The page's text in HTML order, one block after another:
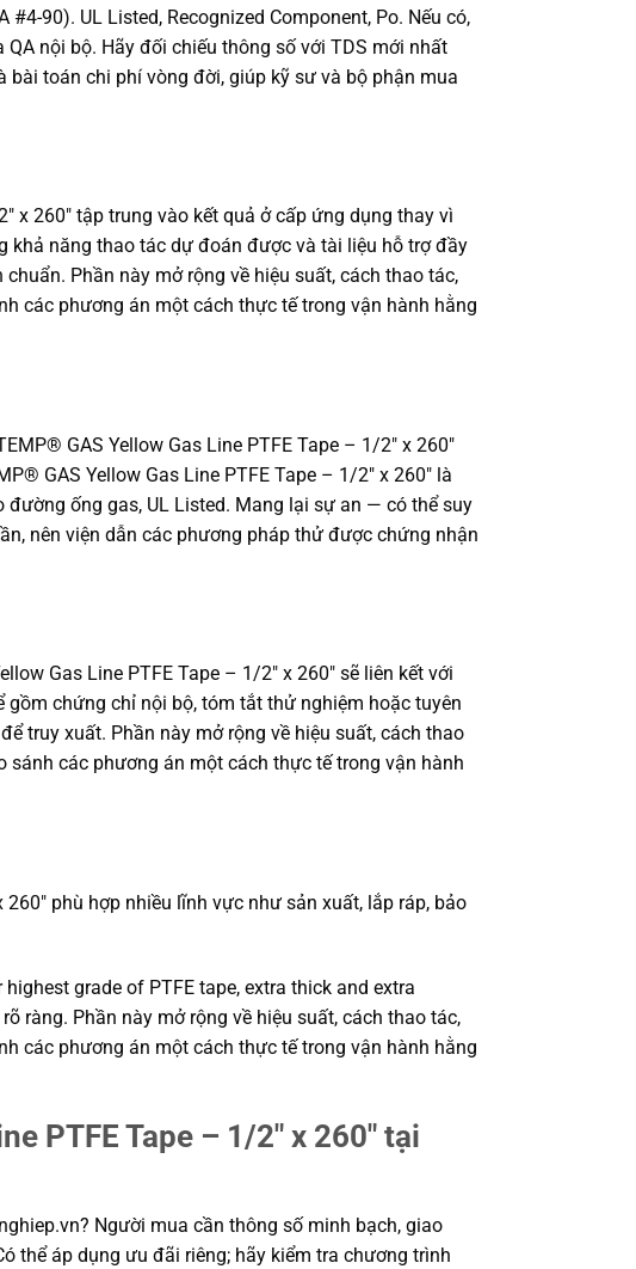
90). UL Listed, Recognized Component, Po. Nếu có,
nội bộ. Hãy đối chiếu thông số với TDS mới nhất
bài toán chi phí vòng đời, giúp kỹ sư và bộ phận mua
x 260″ tập trung vào kết quả ở cấp ứng dụng thay vì
khả năng thao tác dự đoán được và tài liệu hỗ trợ đầy
Phần này mở rộng về hiệu suất, cách thao tác,
các phương án một cách thực tế trong vận hành hằng
GAS Yellow Gas Line PTFE Tape – 1/2″ x 260″
GAS Yellow Gas Line PTFE Tape – 1/2″ x 260″ là
ống gas, UL Listed. Mang lại sự an — có thể suy
nên viện dẫn các phương pháp thử được chứng nhận
Gas Line PTFE Tape – 1/2″ x 260″ sẽ liên kết với
chứng chỉ nội bộ, tóm tắt thử nghiệm hoặc tuyên
truy xuất. Phần này mở rộng về hiệu suất, cách thao
các phương án một cách thực tế trong vận hành
phù hợp nhiều lĩnh vực như sản xuất, lắp ráp, bảo
grade of PTFE tape, extra thick and extra
ràng. Phần này mở rộng về hiệu suất, cách thao tác,
các phương án một cách thực tế trong vận hành hằng
PTFE Tape – 1/2″ x 260″ tại
Người mua cần thông số minh bạch, giao
thể áp dụng ưu đãi riêng; hãy kiểm tra chương trình